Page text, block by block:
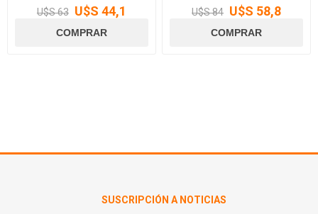
U$S 63 U$S 44,1 U$S 84 U$S 58,8
SUSCRIPCIÓN A NOTICIAS